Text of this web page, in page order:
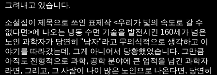
그려내고 있습니다.
소설집이 제목으로 쓰인 표제작 <우리가 빛의 속도로 갈 수
없다면>에 나오는 냉동 수면 기술을 발전시킨 160세가 넘은
노인 과학자가 당연히 "남자"라고 무의식적으로 생각하고 이
야기를 따라갔는데, 그게 아니어서 당황했었습니다. 그만큼
아직도 전형적으로 과학, 공학 분야에 큰 업적을 남긴 과학자
라면, 그리고, 그 사람이 나이 많은 노인으로 나온다면, 당연히